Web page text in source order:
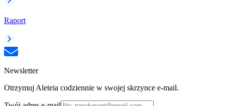
Raport
Newsletter
Otrzymuj Aleteia codziennie w swojej skrzynce e-mail.